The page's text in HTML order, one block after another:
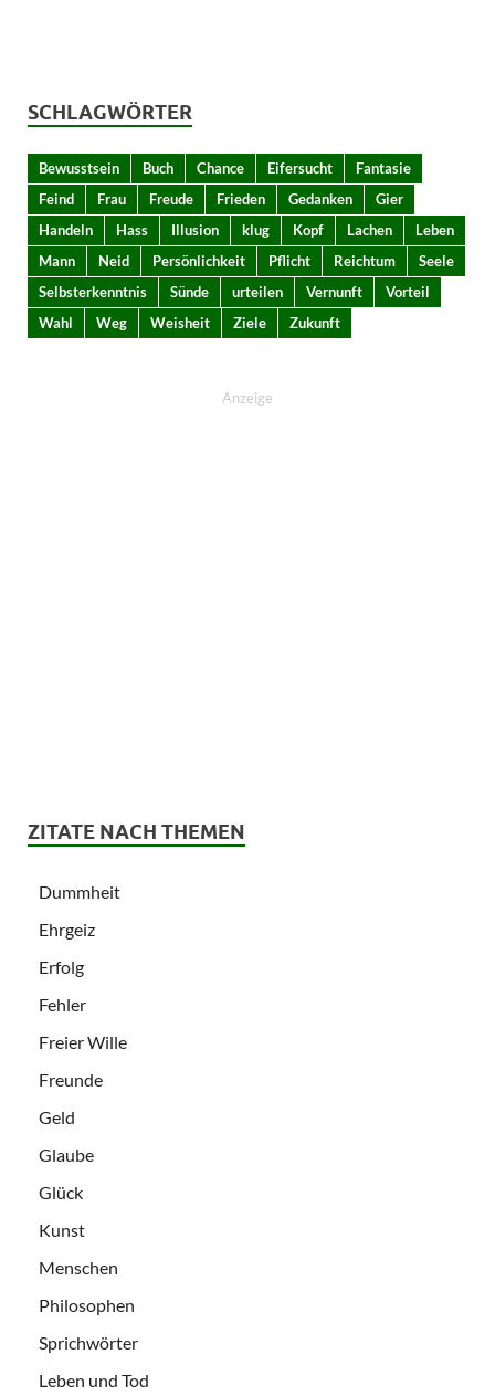
SCHLAGWÖRTER
Bewusstsein Buch Chance Eifersucht
Fantasie
Feind
Frau Freude Frieden Gedanken
Gier
Handeln
Hass Illusion klug Kopf Lachen
Leben
Mann
Neid Persönlichkeit Pflicht Reichtum
Seele
Selbsterkenntnis
Sünde urteilen Vernunft
Vorteil
Wahl
Weg Weisheit Ziele Zukunft
Anzeige
ZITATE NACH THEMEN
Dummheit
Ehrgeiz
Erfolg
Fehler
Freier Wille
Freunde
Geld
Glaube
Glück
Kunst
Menschen
Philosophen
Sprichwörter
Leben und Tod